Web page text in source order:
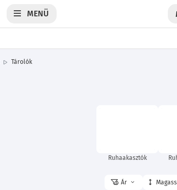
MENÜ
Tárolók
Ruhaakasztók
Ár